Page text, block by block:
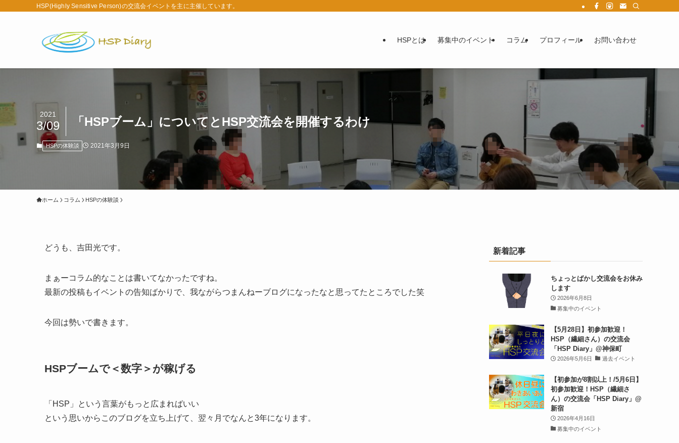
HSP(Highly Sensitive Person)の交流会イベントを主に主催しています。
HSPとは 募集中のイベント コラム プロフィール お問い合わせ
「HSPブーム」についてとHSP交流会を開催するわけ
2021
3/09
HSPの体験談 2021年3月9日
ホーム コラム HSPの体験談
どうも、吉田光です。
まぁーコラム的なことは書いてなかったですね。
最新の投稿もイベントの告知ばかりで、我ながらつまんねーブログになったなと思ってたところでした笑
今回は勢いで書きます。
HSPブームで＜数字＞が稼げる
「HSP」という言葉がもっと広まればいい
という思いからこのブログを立ち上げて、翌々月でなんと3年になります。
新着記事
ちょっとばかし交流会をお休み
します
2026年6月8日
募集中のイベント
【5月28日】初参加歓迎！
HSP（繊細さん）の交流会
「HSP Diary」@神保町
2026年5月6日 過去イベント
【初参加が8割以上！/5月6日】
初参加歓迎！HSP（繊細さ
ん）の交流会「HSP Diary」@
新宿
2026年4月16日
募集中のイベント